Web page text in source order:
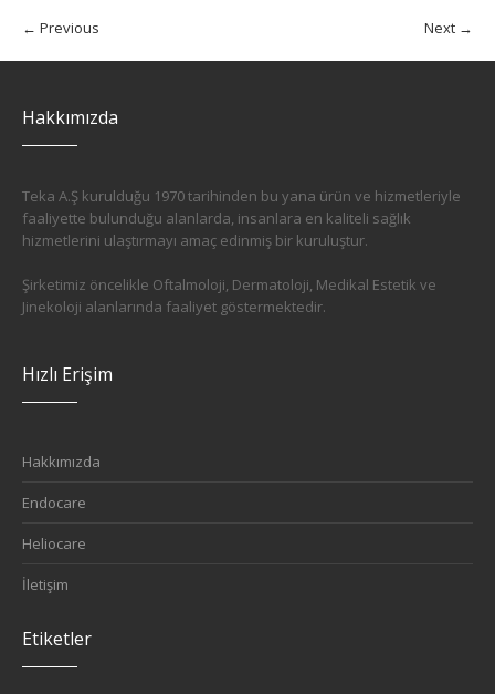
← Previous Next →
Hakkımızda
Teka A.Ş kurulduğu 1970 tarihinden bu yana ürün ve hizmetleriyle
faaliyette bulunduğu alanlarda, insanlara en kaliteli sağlık
hizmetlerini ulaştırmayı amaç edinmiş bir kuruluştur.
Şirketimiz öncelikle Oftalmoloji, Dermatoloji, Medikal Estetik ve
Jinekoloji alanlarında faaliyet göstermektedir.
Hızlı Erişim
Hakkımızda
Endocare
Heliocare
İletişim
Etiketler